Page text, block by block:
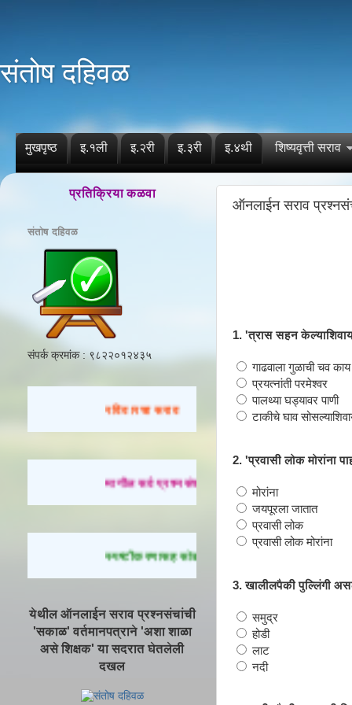
संतोष दहिवळ
मुखपृष्ठ इ.१ली इ.२री इ.३री इ.४थी शिष्यवृत्ती सराव
ऑनलाईन सराव
1. 'त्रास सहन
गाढवाला गुळाची चव काय
प्रयत्नांती परमेश्वर
पालथ्या घड्यावर पाणी
टाकीचे घाव
2. 'प्रवासी लोक मोरांना
मोरांना
जयपूरला जातात
प्रवासी लोक
प्रवासी लोक मोरांना
3. खालीलपैकी पुल्लिंगी
समुद्र
होडी
लाट
नदी
प्रतिक्रिया कळवा
संतोष दहिवळ
संपर्क क्रमांक : ९८२२०१२४३५
रविवारचा सराव
मागील सर्व प्रश्नसंच सोडवण्यासाठी येथे क्लिक करा.
स्पष्टीकरणासह सोडवलेले प्रश्न पाहण्यासाठी येथे क्लिक
येथील ऑनलाईन सराव प्रश्नसंचांची
'सकाळ' वर्तमानपत्राने 'अशा शाळा
असे शिक्षक' या सदरात घेतलेली
दखल